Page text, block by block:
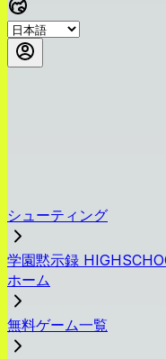
シューティング
学園黙示録
ホーム
無料ゲーム一覧